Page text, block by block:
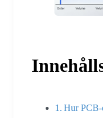
Hur